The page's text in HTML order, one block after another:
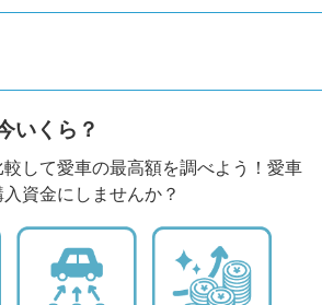
いくら？
して愛車の最高額を調べよう！愛車
資金にしませんか？